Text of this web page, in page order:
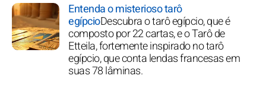
Entenda o misterioso tarô
egípcioDescubra o tarô egípcio, que é
composto por 22 cartas, e o Tarô de
Etteila, fortemente inspirado no tarô
egípcio, que conta lendas francesas em
suas 78 lâminas.